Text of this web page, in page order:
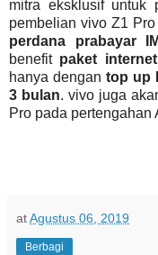
mitra eksklusif untuk
pembelian vivo Z1
perdana prabayar
benefit paket
hanya dengan top up
3 bulan. vivo juga
Pro pada pertengahan
atAgustus 06, 2019
Berbagi